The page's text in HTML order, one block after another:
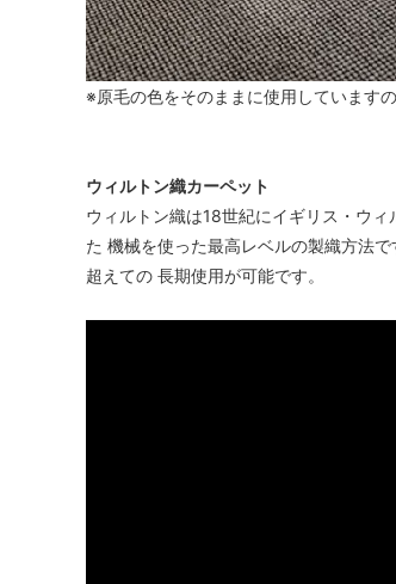
※原毛の色をそのままに使用しています
ウィルトン織カーペット
ウィルトン織は18世紀にイギリス・ウ
た 機械を使った最高レベルの製織方法
超えての 長期使用が可能です。